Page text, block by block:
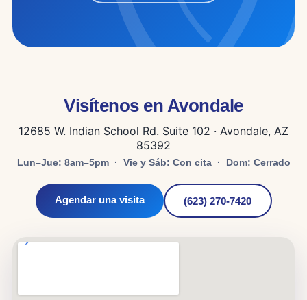
Visítenos en Avondale
12685 W. Indian School Rd. Suite 102 · Avondale, AZ
85392
Lun–Jue: 8am–5pm · Vie y Sáb: Con cita · Dom: Cerrado
Agendar una visita (623) 270-7420